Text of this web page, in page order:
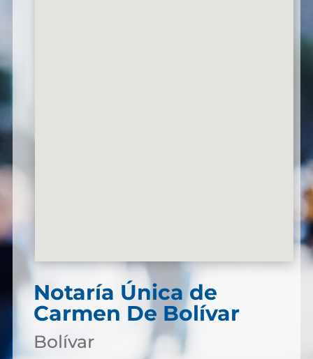
Notaría Única de
Carmen De Bolívar
Bolívar